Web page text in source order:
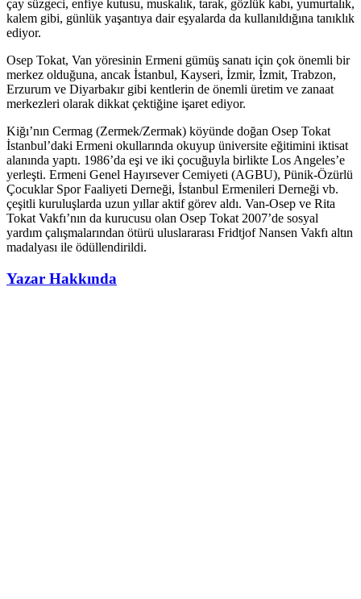
çay süzgeci, enfiye kutusu, muskalık, tarak, gözlük kabı, yumurtalık,
kalem gibi, günlük yaşantıya dair eşyalarda da kullanıldığına tanıklık
ediyor.
Osep Tokat, Van yöresinin Ermeni gümüş sanatı için çok önemli bir
merkez olduğuna, ancak İstanbul, Kayseri, İzmir, İzmit, Trabzon,
Erzurum ve Diyarbakır gibi kentlerin de önemli üretim ve zanaat
merkezleri olarak dikkat çektiğine işaret ediyor.
Kiğı’nın Cermag (Zermek/Zermak) köyünde doğan Osep Tokat
İstanbul’daki Ermeni okullarında okuyup üniversite eğitimini iktisat
alanında yaptı. 1986’da eşi ve iki çocuğuyla birlikte Los Angeles’e
yerleşti. Ermeni Genel Hayırsever Cemiyeti (AGBU), Pünik-Özürlü
Çocuklar Spor Faaliyeti Derneği, İstanbul Ermenileri Derneği vb.
çeşitli kuruluşlarda uzun yıllar aktif görev aldı. Van-Osep ve Rita
Tokat Vakfı’nın da kurucusu olan Osep Tokat 2007’de sosyal
yardım çalışmalarından ötürü uluslararası Fridtjof Nansen Vakfı altın
madalyası ile ödüllendirildi.
Yazar Hakkında